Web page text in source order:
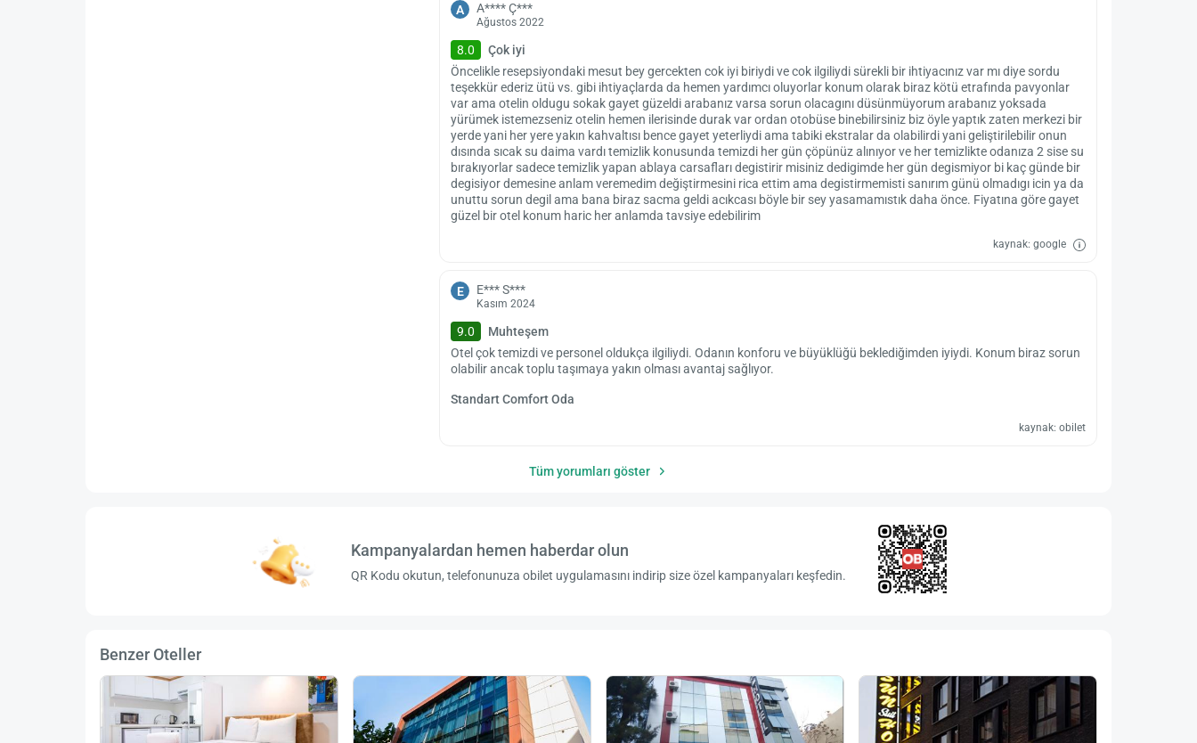
A A**** Ç***
Ağustos 2022
8.0
Çok iyi
Öncelikle resepsiyondaki mesut bey gercekten cok iyi biriydi ve cok ilgiliydi sürekli bir ihtiyacınız var mı diye sordu
teşekkür ederiz ütü vs. gibi ihtiyaçlarda da hemen yardımcı oluyorlar konum olarak biraz kötü etrafında pavyonlar
var ama otelin oldugu sokak gayet güzeldi arabanız varsa sorun olacagını düsünmüyorum arabanız yoksada
yürümek istemezseniz otelin hemen ilerisinde durak var ordan otobüse binebilirsiniz biz öyle yaptık zaten merkezi bir
yerde yani her yere yakın kahvaltısı bence gayet yeterliydi ama tabiki ekstralar da olabilirdi yani geliştirilebilir onun
dısında sıcak su daima vardı temizlik konusunda temizdi her gün çöpünüz alınıyor ve her temizlikte odanıza 2 sise su
bırakıyorlar sadece temizlik yapan ablaya carsafları degistirir misiniz dedigimde her gün degismiyor bi kaç günde bir
degisiyor demesine anlam veremedim değiştirmesini rica ettim ama degistirmemisti sanırım günü olmadıgı icin ya da
unuttu sorun degil ama bana biraz sacma geldi acıkcası böyle bir sey yasamamıstık daha önce. Fiyatına göre gayet
güzel bir otel konum haric her anlamda tavsiye edebilirim
kaynak: google
E E*** S***
Kasım 2024
9.0
Muhteşem
Otel çok temizdi ve personel oldukça ilgiliydi. Odanın konforu ve büyüklüğü beklediğimden iyiydi. Konum biraz sorun
olabilir ancak toplu taşımaya yakın olması avantaj sağlıyor.
Standart Comfort Oda
kaynak: obilet
Tüm yorumları göster
Kampanyalardan hemen haberdar olun
QR Kodu okutun, telefonunuza obilet uygulamasını indirip size özel kampanyaları keşfedin.
Benzer Oteller